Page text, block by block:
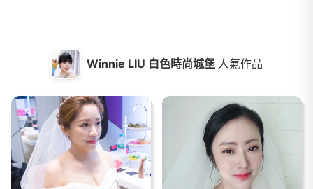
Winnie LIU 白色時尚城堡 人氣作品